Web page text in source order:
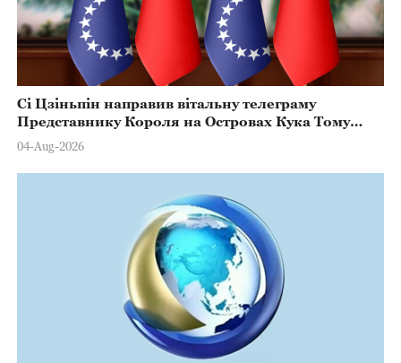
Сі Цзіньпін направив вітальну телеграму
Представнику Короля на Островах Кука Тому
Марстерсу з нагоди Дня Конституції
04-Aug-2026